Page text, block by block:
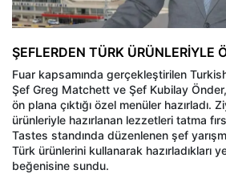
ŞEFLERDEN TÜRK ÜRÜNLERİYLE
Fuar kapsamında gerçekleştirilen
Şef Greg Matchett ve Şef Kubilay
ön plana çıktığı özel menüler hazırladı.
ürünleriyle hazırlanan lezzetleri tatma
Tastes standında düzenlenen şef
Türk ürünlerini kullanarak hazırladıkları
beğenisine sundu.